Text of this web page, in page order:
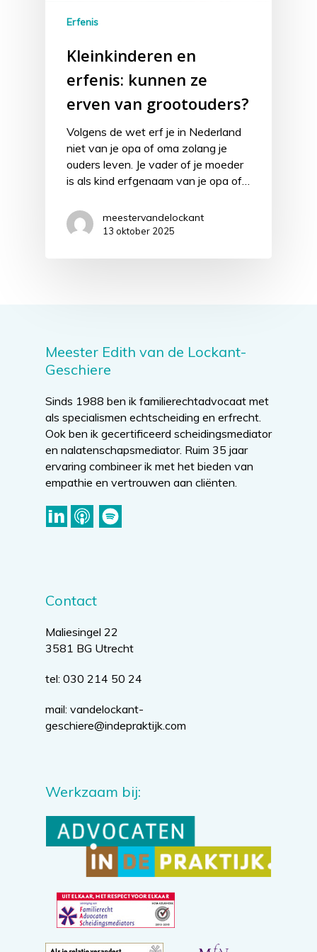
Erfenis
Kleinkinderen en
erfenis: kunnen ze
erven van grootouders?
Volgens de wet erf je in Nederland
niet van je opa of oma zolang je
ouders leven. Je vader of je moeder
is als kind erfgenaam van je opa of…
meestervandelockant
13 oktober 2025
Meester Edith van de Lockant-
Geschiere
Sinds 1988 ben ik familierechtadvocaat met
als specialismen echtscheiding en erfrecht.
Ook ben ik gecertificeerd scheidingsmediator
en nalatenschapsmediator. Ruim 35 jaar
ervaring combineer ik met het bieden van
empathie en vertrouwen aan cliënten.
Contact
Maliesingel 22
3581 BG Utrecht
tel: 030 214 50 24
mail: vandelockant-
geschiere@indepraktijk.com
Werkzaam bij: